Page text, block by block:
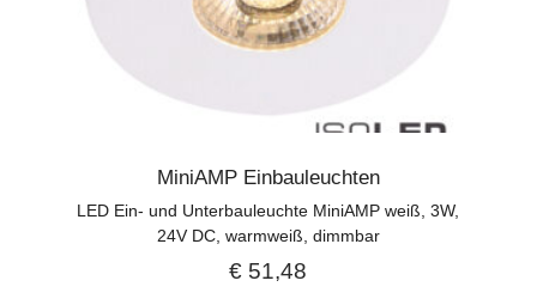
MiniAMP Einbauleuchten
LED Ein- und Unterbauleuchte MiniAMP weiß, 3W,
24V DC, warmweiß, dimmbar
€ 51,48